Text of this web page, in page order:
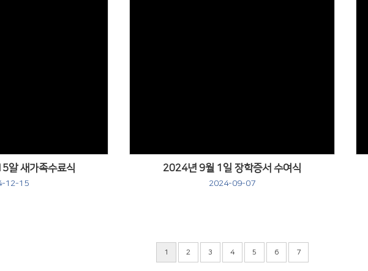
알 새가족수료식
12-15
2024년 9월 1일 장학증서 수여식
2024-09-07
1 2 3 4 5 6 7